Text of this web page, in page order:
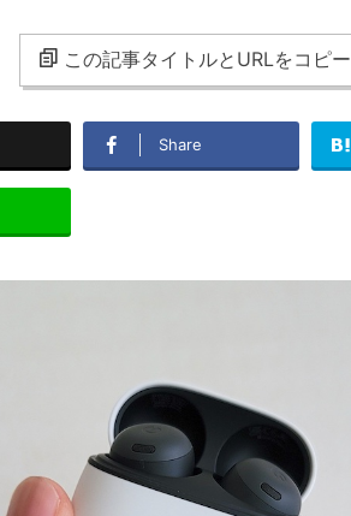
この記事タイトルとURLをコピー
Share